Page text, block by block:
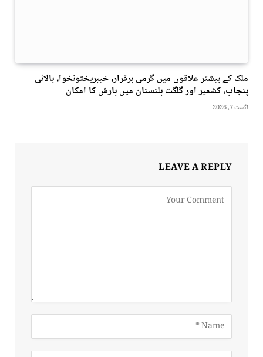
ملک کے بیشتر علاقوں میں گرمی برقرار، خیبرپختونخوا، بالائی
پنجاب، کشمیر اور گلگت بلتستان میں بارش کا امکان
اگست 7, 2026
LEAVE A REPLY